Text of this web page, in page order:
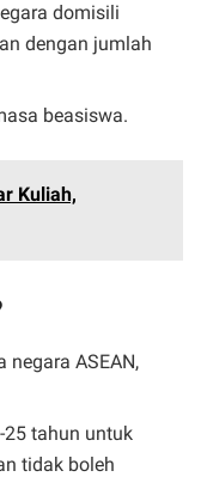
domisili
dengan jumlah
beasiswa.
Kuliah,
negara ASEAN,
25 tahun untuk
tidak boleh